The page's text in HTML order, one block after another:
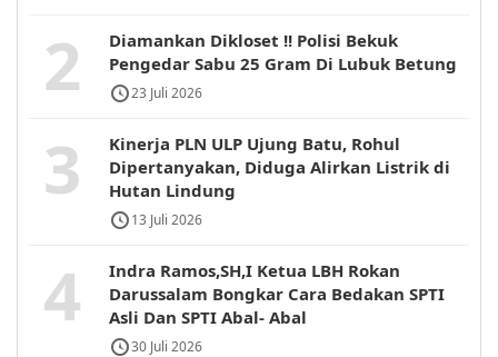
2
Diamankan Dikloset !! Polisi Bekuk
Pengedar Sabu 25 Gram Di Lubuk Betung
23 Juli 2026
3
Kinerja PLN ULP Ujung Batu, Rohul
Dipertanyakan, Diduga Alirkan Listrik di
Hutan Lindung
13 Juli 2026
4
Indra Ramos,SH,I Ketua LBH Rokan
Darussalam Bongkar Cara Bedakan SPTI
Asli Dan SPTI Abal- Abal
30 Juli 2026